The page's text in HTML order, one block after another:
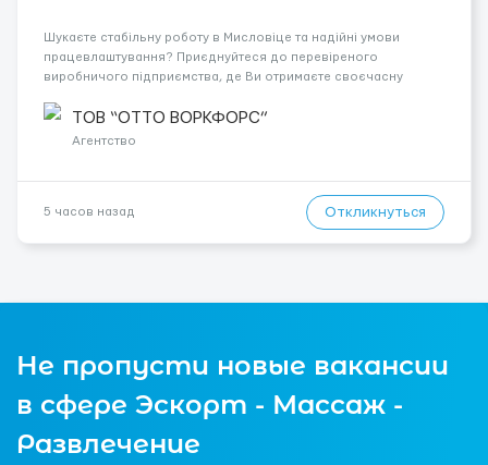
Шукаєте стабільну роботу в Мисловіце та надійні умови
працевлаштування? Приєднуйтеся до перевіреного
виробничого підприємства, де Ви отримаєте своєчасну
підібрати посаду відповідно до Ваших навичок
Локація: Мисловіце Форма пр...
ТОВ “ОТТО ВОРКФОРС”
Агентство
5 часов назад Откликнуться
Не пропусти новые вакансии
в сфере Эскорт - Массаж -
Развлечение